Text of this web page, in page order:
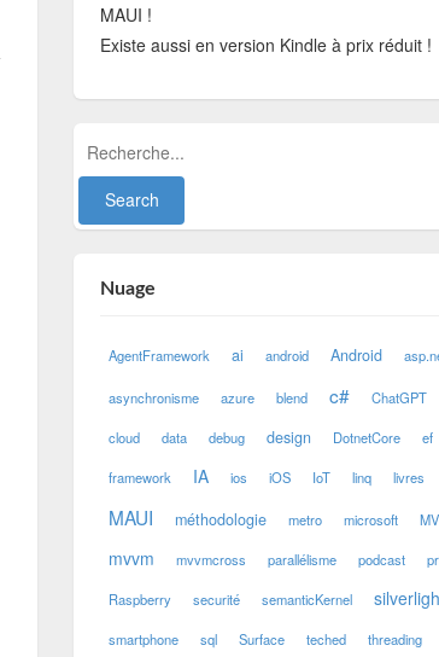
MAUI !
Existe aussi en version Kindle à prix réduit !
Nuage
AgentFramework ai android Android
asynchronisme azure blend c# ChatGPT
cloud data debug design DotnetCore ef
framework IA ios iOS IoT linq livres
MAUI méthodologie metro microsoft
mvvm mvvmcross parallélisme podcast
Raspberry securité semanticKernel
smartphone sql Surface teched threading